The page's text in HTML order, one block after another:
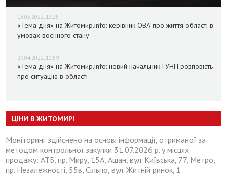
13.05.2022, 13:25
«Тема дня» на Житомир.info: керівник ОВА про життя області в
умовах воєнного стану
29.04.2022, 10:59
«Тема дня» на Житомир.info: новий начальник ГУНП розповість
про ситуацію в області
ЦІНИ В ЖИТОМИРІ
Моніторинг здійснено на основі інформації, отриманої за
методом контрольної закупки 31.07.2026 р. у місцях
продажу: АТБ, пр. Миру, 15А, Ашан, вул. Київська, 77, Метро,
пр. Незалежності, 55в, Сільпо, вул. Житній ринок, 1